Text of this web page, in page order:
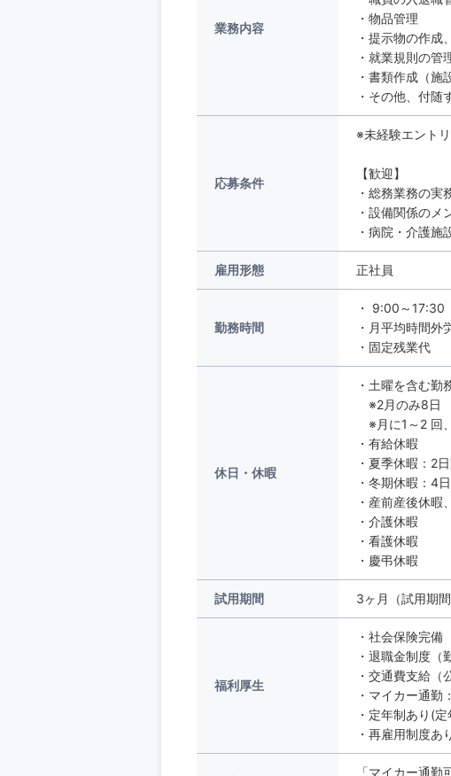
業務内容
・物品管理
・提示物
・就業規則の管
・書類作成
・その他、付随
応募条件
※未経験エント
【歓迎】
・総務業務の実
・設備関係のメ
・病院・介護施
雇用形態 正社員
勤務時間
・ 9:00～17:30
・月平均時間外
・固定残
休日・休暇
・土曜を含む勤
※2月のみ8日
※月に1～2 回
・有給休暇
・夏季休暇：2
・冬期休暇：4
・産前産後休暇
・介護休暇
・看護休暇
・慶弔休暇
試用期間 3ヶ月（試用期
福利厚生
・社会保険完備
・退職金制度（
・交通費支給（
・マイカー通勤
・定年制あり(
・再雇用制度
「マイカー通勤